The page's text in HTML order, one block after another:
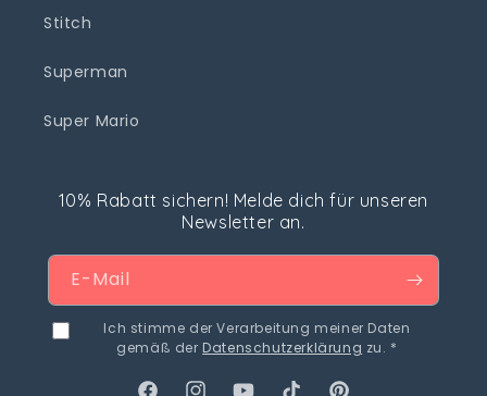
Stitch
Superman
Super Mario
10% Rabatt sichern! Melde dich für unseren
Newsletter an.
E-Mail
Ich stimme der Verarbeitung meiner Daten
gemäß der Datenschutzerklärung zu. *